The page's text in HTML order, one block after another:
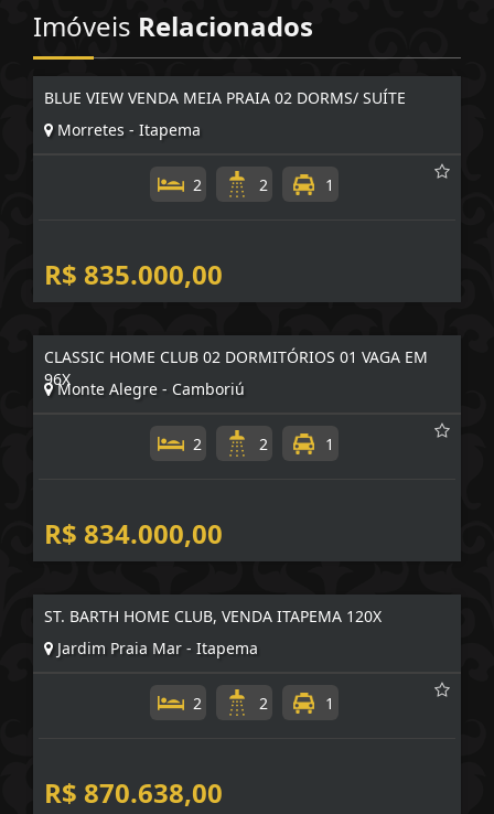
Imóveis Relacionados
BLUE VIEW VENDA MEIA PRAIA 02 DORMS/ SUÍTE
Morretes - Itapema
2 2 1
R$ 835.000,00
CLASSIC HOME CLUB 02 DORMITÓRIOS 01 VAGA EM
96X
Monte Alegre - Camboriú
2 2 1
R$ 834.000,00
ST. BARTH HOME CLUB, VENDA ITAPEMA 120X
Jardim Praia Mar - Itapema
2 2 1
R$ 870.638,00